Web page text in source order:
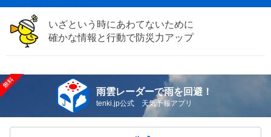
いざという時にあわてないために
確かな情報と行動で防災力アップ
雨雲レーダーで雨を回避！
tenki.jp公式 天気予報アプリ